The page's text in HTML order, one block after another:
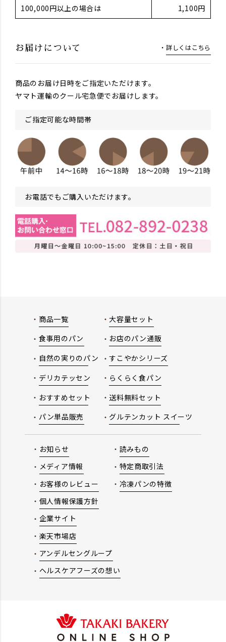
お届けについて 詳しくはこちら
商品のお届け日時をご指定いただけます。
ヤマト運輸のクール宅急便でお届けします。
ご指定可能な時間帯
お電話でもご購入いただけます。
100,000円以上の場合は 1,100円
商品一覧
食事用のパン
自然の実りのパン
デリカテッセン
おすすめセット
パン単品販売
大容量セット
お店のパン通販
すこやかシリーズ
らくらく食パン
送料無料セット
グルテンカット スイーツ
お知らせ
メディア情報
お客様のレビュー
個人情報保護方針
読みもの
特定商取引法
冷凍パンの特徴
企業サイト
楽天市場店
アンデルセングループ
ヘルスケアフーズの想い